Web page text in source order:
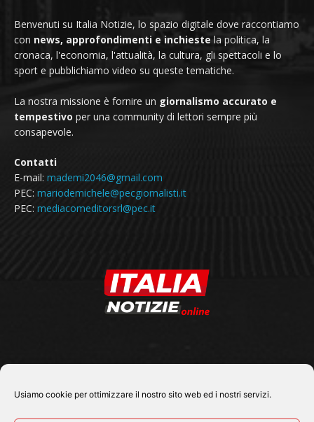
Usiamo cookie per ottimizzare il nostro sito web ed i nostri servizi.
Benvenuti su Italia Notizie, lo spazio digitale dove raccontiamo
con news, approfondimenti e inchieste la politica, la
cronaca, l'economia, l'attualità, la cultura, gli spettacoli e lo
sport e pubblichiamo video su queste tematiche.
La nostra missione è fornire un giornalismo accurato e
tempestivo per una community di lettori sempre più
consapevole.
Contatti
E-mail: mademi2046@gmail.com
PEC: mariodemichele@pecgiornalisti.it
PEC: mediacomeditorsrl@pec.it
SEGUICI SU